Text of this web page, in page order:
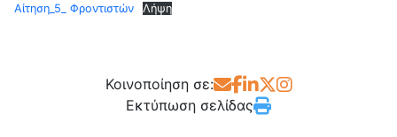
Αίτηση_5_ Φροντιστών
Λήψη
Κοινοποίηση σε:
Εκτύπωση σελίδας